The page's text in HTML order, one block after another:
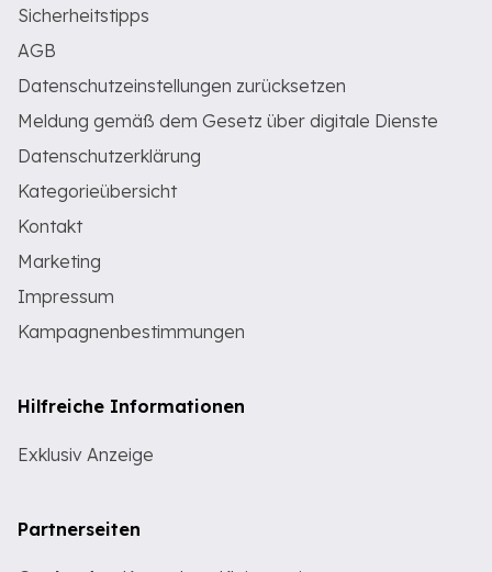
Sicherheitstipps
AGB
Datenschutzeinstellungen zurücksetzen
Meldung gemäß dem Gesetz über digitale Dienste
Datenschutzerklärung
Kategorieübersicht
Kontakt
Marketing
Impressum
Kampagnenbestimmungen
Hilfreiche Informationen
Exklusiv Anzeige
Partnerseiten